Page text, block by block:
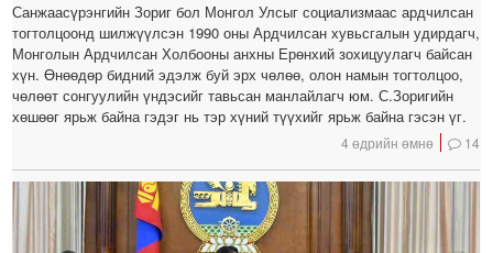
Санжаасүрэнгийн Зориг бол Монгол Улсыг социализмаас ардчилсан
тогтолцоонд шилжүүлсэн 1990 оны Ардчилсан хувьсгалын удирдагч,
Монголын Ардчилсан Холбооны анхны Ерөнхий зохицуулагч байсан
хүн. Өнөөдөр бидний эдэлж буй эрх чөлөө, олон намын тогтолцоо,
чөлөөт сонгуулийн үндэсийг тавьсан манлайлагч юм. С.Зоригийн
хөшөөг ярьж байна гэдэг нь тэр хүний түүхийг ярьж байна гэсэн үг.
4 өдрийн өмнө 14